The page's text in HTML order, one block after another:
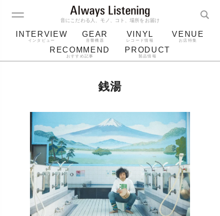
音にこだわる人、モノ、コト、場所をお届け
INTERVIEW
インタビュー
GEAR
音響機器
VINYL
レコード情報
VENUE
お店特集
RECOMMEND
おすすめ記事
PRODUCT
製品情報
bluetooth
銭湯